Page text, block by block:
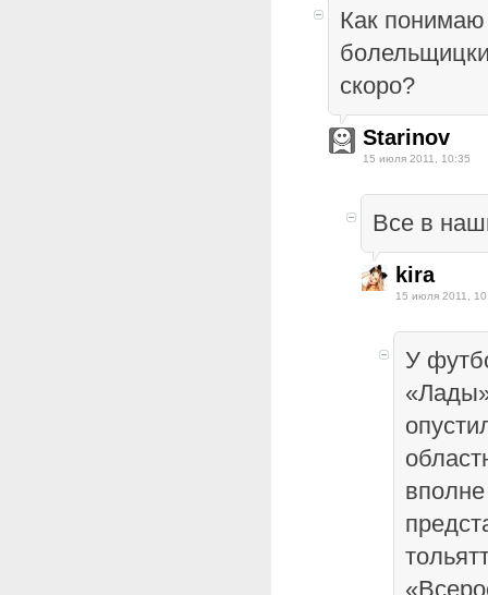
Как
скоро?
Starinov
15 июля 2011, 10:35
Все в
kira
15 июля 2011,
У